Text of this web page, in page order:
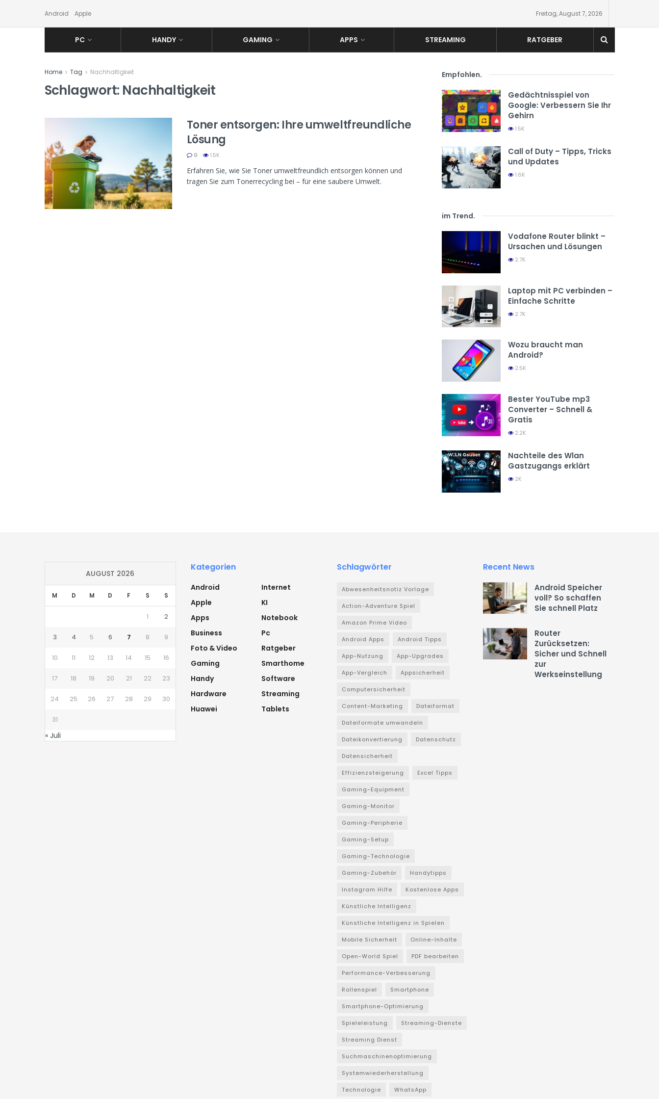
Android Apple Freitag, August 7, 2026
PC HANDY GAMING APPS STREAMING RATGEBER
Home Tag Nachhaltigkeit
Schlagwort: Nachhaltigkeit
Toner entsorgen: Ihre umweltfreundliche
Lösung
0 1.5K
Erfahren Sie, wie Sie Toner umweltfreundlich entsorgen können und
tragen Sie zum Tonerrecycling bei – für eine saubere Umwelt.
Empfohlen.
Gedächtnisspiel von
Google: Verbessern Sie Ihr
Gehirn
1.5K
Call of Duty – Tipps, Tricks
und Updates
1.6K
im Trend.
Vodafone Router blinkt –
Ursachen und Lösungen
2.7K
Laptop mit PC verbinden –
Einfache Schritte
2.7K
Wozu braucht man
Android?
2.5K
Bester YouTube mp3
Converter – Schnell &
Gratis
2.2K
Nachteile des Wlan
Gastzugangs erklärt
2K
AUGUST 2026
M D M D F S S
1 2
3 4 5 6 7 8 9
10 11 12 13 14 15 16
17 18 19 20 21 22 23
24 25 26 27 28 29 30
31
« Juli
Kategorien
Android
Apple
Apps
Business
Foto & Video
Gaming
Handy
Hardware
Huawei
Internet
KI
Notebook
Pc
Ratgeber
Smarthome
Software
Streaming
Tablets
Schlagwörter
Abwesenheitsnotiz Vorlage
Action-Adventure Spiel
Amazon Prime Video
Android Apps Android Tipps
App-Nutzung App-Upgrades
App-Vergleich Appsicherheit
Computersicherheit
Content-Marketing Dateiformat
Dateiformate umwandeln
Dateikonvertierung Datenschutz
Datensicherheit
Effizienzsteigerung Excel Tipps
Gaming-Equipment
Gaming-Monitor
Gaming-Peripherie
Gaming-Setup
Gaming-Technologie
Gaming-Zubehör Handytipps
Instagram Hilfe Kostenlose Apps
Künstliche Intelligenz
Künstliche Intelligenz in Spielen
Mobile Sicherheit Online-Inhalte
Open-World Spiel PDF bearbeiten
Performance-Verbesserung
Rollenspiel Smartphone
Smartphone-Optimierung
Spieleleistung Streaming-Dienste
Streaming Dienst
Suchmaschinenoptimierung
Systemwiederherstellung
Technologie WhatsApp
Recent News
Android Speicher
voll? So schaffen
Sie schnell Platz
Router
Zurücksetzen:
Sicher und Schnell
zur
Werkseinstellung